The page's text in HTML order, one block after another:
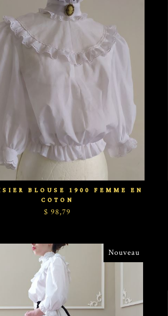
BLOUSE 1900 FEMME EN
COTON
$ 98,79
Nouveau